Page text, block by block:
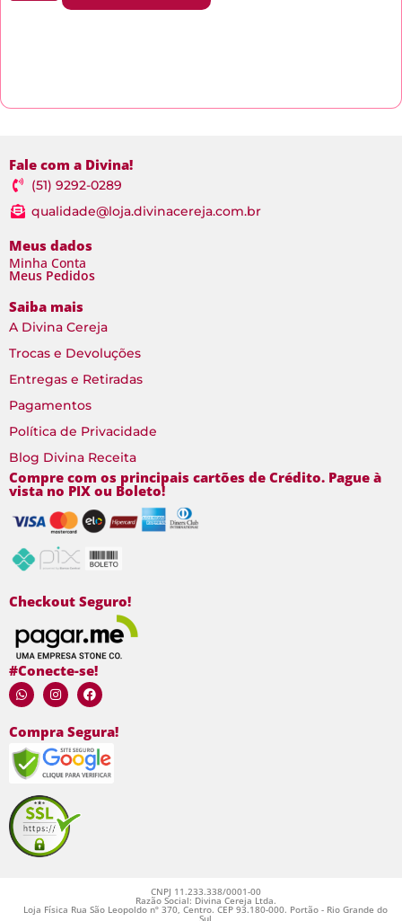
Fale com a Divina!
(51) 9292-0289
qualidade@loja.divinacereja.com.br
Meus dados
Minha Conta
Meus Pedidos
Saiba mais
A Divina Cereja
Trocas e Devoluções
Entregas e Retiradas
Pagamentos
Política de Privacidade
Blog Divina Receita
Compre com os principais cartões de Crédito. Pague à
vista no PIX ou Boleto!
Checkout Seguro!
#Conecte-se!
Compra Segura!
CNPJ 11.233.338/0001-00
Razão Social: Divina Cereja Ltda.
Loja Física Rua São Leopoldo nº 370, Centro. CEP 93.180-000. Portão - Rio Grande do
Sul